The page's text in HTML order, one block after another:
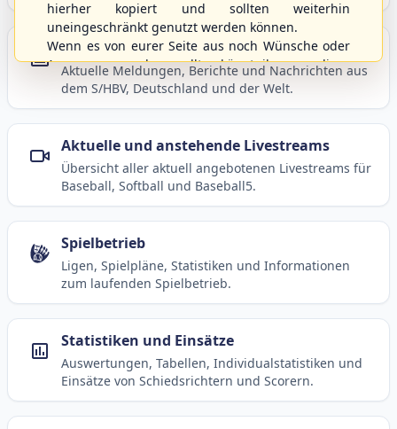
Berichte und Neuigkeiten
Aktuelle Meldungen, Berichte und Nachrichten aus
dem S/HBV, Deutschland und der Welt.
Aktuelle und anstehende Livestreams
Übersicht aller aktuell angebotenen Livestreams für
Baseball, Softball und Baseball5.
Spielbetrieb
Ligen, Spielpläne, Statistiken und Informationen
zum laufenden Spielbetrieb.
Statistiken und Einsätze
Auswertungen, Tabellen, Individualstatistiken und
Einsätze von Schiedsrichtern und Scorern.
hierher kopiert und sollten weiterhin
uneingeschränkt genutzt werden können.
Wenn es von eurer Seite aus noch Wünsche oder
Anregungen geben sollte, könnt ihr uns diese
gerne an die Verbandsadresseinfo@shbvnet.de